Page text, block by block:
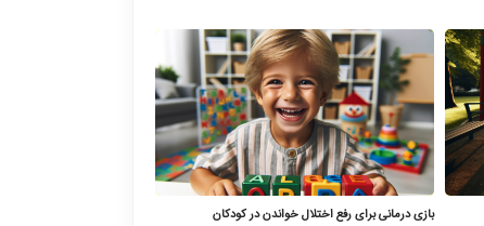
بازی درمانی برای رفع اختلال خواندن در کودکان